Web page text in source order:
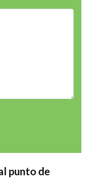
punto de